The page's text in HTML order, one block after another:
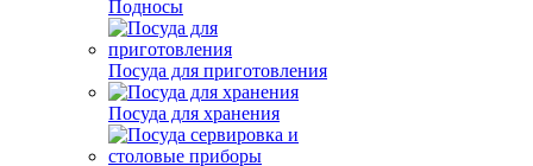
Подносы
Посуда для приготовления
Посуда для хранения